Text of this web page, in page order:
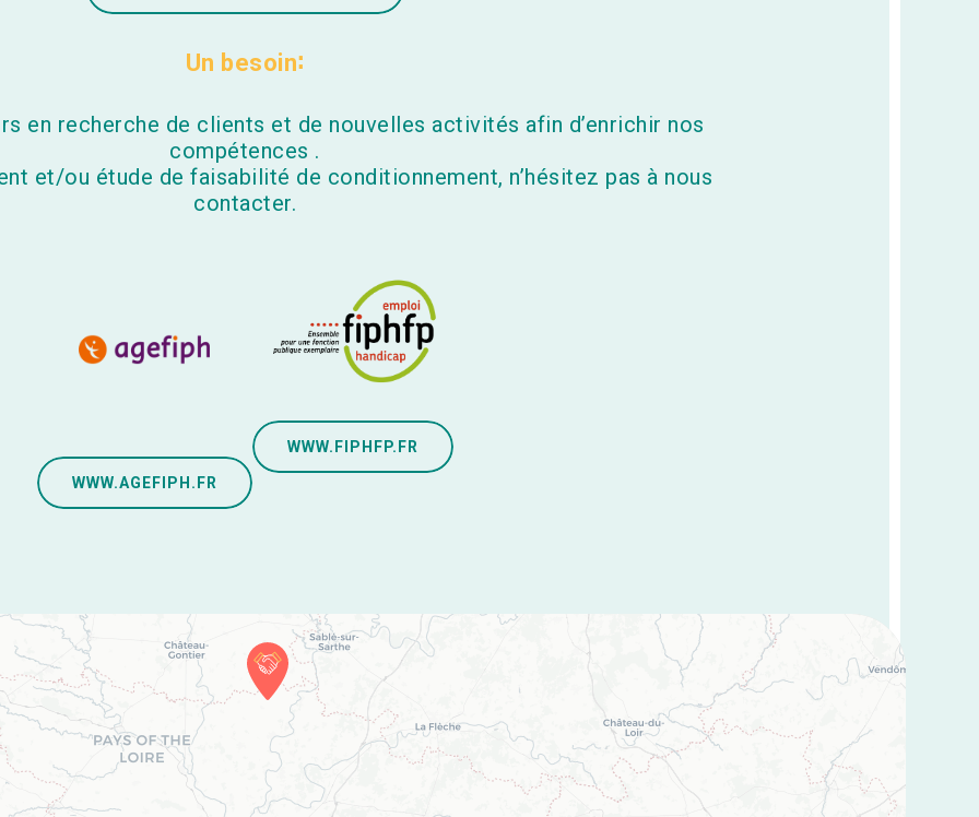
Un besoin
en recherche de clients et de nouvelles activités afin d’enrichir nos
compétences .
et/ou étude de faisabilité de conditionnement, n’hésitez pas à nous
contacter.
WWW.AGEFIPH.FR
WWW.FIPHFP.FR